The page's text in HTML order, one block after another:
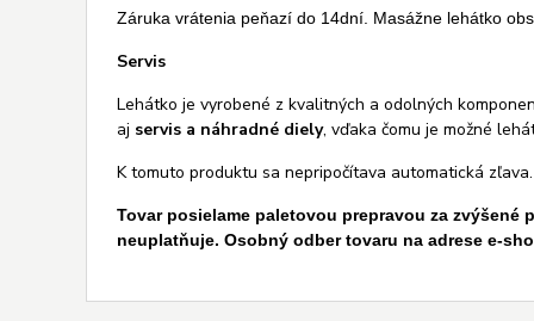
Záruka vrátenia peňazí do 14dní. Masážne lehátko
Servis
Lehátko je vyrobené z kvalitných a odolných
aj servis a náhradné diely, vďaka čomu je možné
K tomuto produktu sa nepripočítava automatická zľava.
Tovar posielame paletovou prepravou za zvýšené
neuplatňuje. Osobný odber tovaru na adrese e-